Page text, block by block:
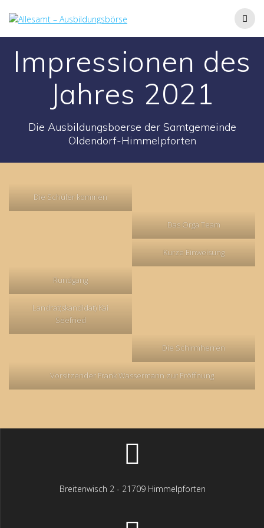
Impressionen des
Jahres 2021
Die Ausbildungsboerse der Samtgemeinde
Oldendorf-Himmelpforten
Die Schüler kommen
Das Orga Team
Kurze Einweisung
Rundgang
Landrat(skandidat) Kai
Seefried
Die Schirmherren
Vorsitzender Frank Wassermann zur Eröffnung
Breitenwisch 2 - 21709 Himmelpforten